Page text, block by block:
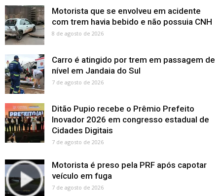
Motorista que se envolveu em acidente
com trem havia bebido e não possuia CNH
8 de agosto de 2026
Carro é atingido por trem em passagem de
nível em Jandaia do Sul
7 de agosto de 2026
Ditão Pupio recebe o Prêmio Prefeito
Inovador 2026 em congresso estadual de
Cidades Digitais
7 de agosto de 2026
Motorista é preso pela PRF após capotar
veículo em fuga
7 de agosto de 2026